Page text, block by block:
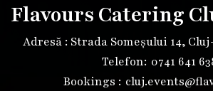
Flavours Catering
Adresă : Strada Someșului 14,
Telefon: 0741 641
Bookings :